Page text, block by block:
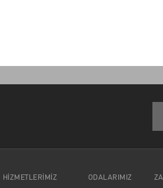
HİZMETLERİMİZ
ODALARIMIZ